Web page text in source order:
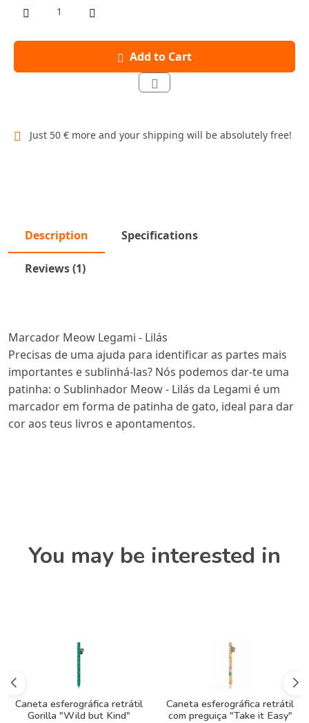
Add to Cart
Just 50 € more and your shipping will be absolutely free!
Description Specifications
Reviews (1)
Marcador Meow Legami - Lilás
Precisas de uma ajuda para identificar as partes mais
importantes e sublinhá-las? Nós podemos dar-te uma
patinha: o Sublinhador Meow - Lilás da Legami é um
marcador em forma de patinha de gato, ideal para dar
cor aos teus livros e apontamentos.
You may be interested in
Caneta esferográfica retrátil
Gorilla "Wild but Kind"
Caneta esferográfica retrátil
com preguiça "Take it Easy"